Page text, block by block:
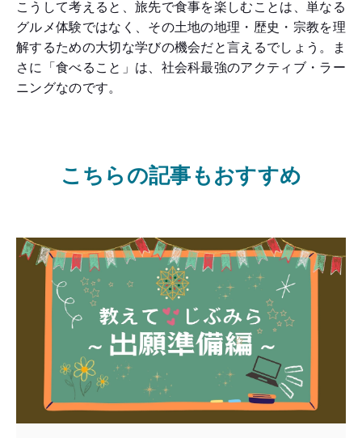
こうして考えると、旅先で食事を楽しむことは、単なる
グルメ体験ではなく、その土地の地理・歴史・宗教を理
解するための大切な学びの機会だと言えるでしょう。ま
さに「食べること」は、社会科最強のアクティブ・ラー
ニングなのです。
こちらの記事もおすすめ